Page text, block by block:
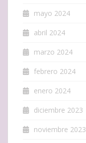
mayo 2024
abril 2024
marzo 2024
febrero 2024
enero 2024
diciembre 2023
noviembre 2023